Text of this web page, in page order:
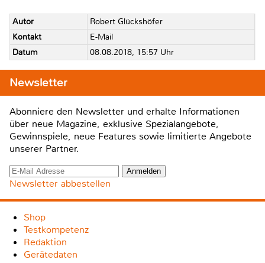
Autor
Robert Glückshöfer
Kontakt
E-Mail
Datum
08.08.2018, 15:57 Uhr
Newsletter
Abonniere den Newsletter und erhalte Informationen
über neue Magazine, exklusive Spezialangebote,
Gewinnspiele, neue Features sowie limitierte Angebote
unserer Partner.
Newsletter abbestellen
Shop
Testkompetenz
Redaktion
Gerätedaten